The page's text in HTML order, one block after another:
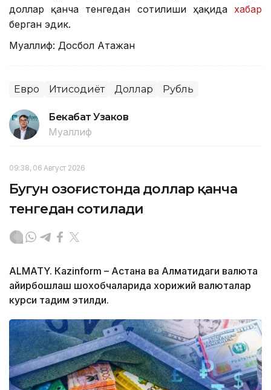
доллар қанча тенгедан сотилиши ҳақида хабар
берган эдик.
Муаллиф: Досбол Атажан
Евро Иқтисодиёт Доллар Рубль
Бекабат Узаков
Муаллиф
09:38, 06 Август 2026
Бугун Қозоғистонда доллар қанча
тенгедан сотилади
ALMATY. Кazinform – Астана ва Алматидаги валюта
айирбошлаш шохобчаларида хорижий валюталар
курси тақдим этилди.